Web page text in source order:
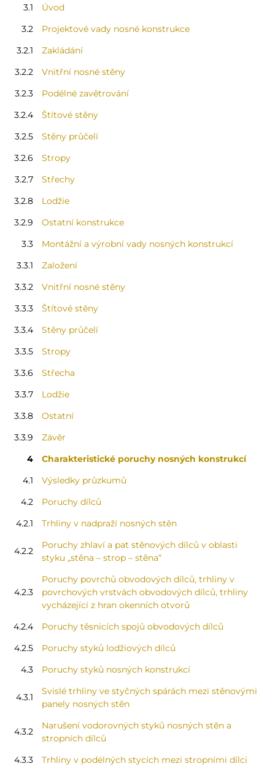
3.1
Úvod
3.2
Projektové vady nosné konstrukce
3.2.1
Zakládání
3.2.2
Vnitřní nosné stěny
3.2.3
Podélné zavětrování
3.2.4
Štítové stěny
3.2.5
Stěny průčelí
3.2.6
Stropy
3.2.7
Střechy
3.2.8
Lodžie
3.2.9
Ostatní konstrukce
3.3
Montážní a výrobní vady nosných konstrukcí
3.3.1
Založení
3.3.2
Vnitřní nosné stěny
3.3.3
Štítové stěny
3.3.4
Stěny průčelí
3.3.5
Stropy
3.3.6
Střecha
3.3.7
Lodžie
3.3.8
Ostatní
3.3.9
Závěr
4
Charakteristické poruchy nosných konstrukcí
4.1
Výsledky průzkumů
4.2
Poruchy dílců
4.2.1
Trhliny v nadpraží nosných stěn
4.2.2
Poruchy zhlaví a pat stěnových dílců v oblasti
styku „stěna – strop – stěna“
4.2.3
Poruchy povrchů obvodových dílců, trhliny v
povrchových vrstvách obvodových dílců, trhliny
vycházející z hran okenních otvorů
4.2.4
Poruchy těsnicích spojů obvodových dílců
4.2.5
Poruchy styků lodžiových dílců
4.3
Poruchy styků nosných konstrukcí
4.3.1
Svislé trhliny ve styčných spárách mezi stěnovými
panely nosných stěn
4.3.2
Narušení vodorovných styků nosných stěn a
stropních dílců
4.3.3
Trhliny v podélných stycích mezi stropními dílci